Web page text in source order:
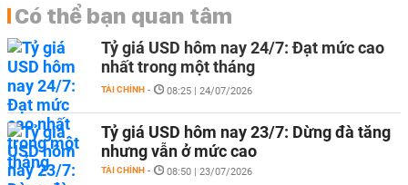
Có thể bạn quan tâm
Tỷ giá USD hôm nay 24/7: Đạt mức cao
nhất trong một tháng
TÀI CHÍNH - 08:25 | 24/07/2026
Tỷ giá USD hôm nay 23/7: Dừng đà tăng
nhưng vẫn ở mức cao
TÀI CHÍNH - 08:50 | 23/07/2026